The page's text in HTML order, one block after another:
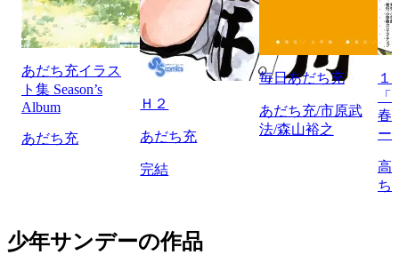
あだち充イラス
ト集 Season’s
Album
あだち充
Ｈ２
あだち充
完結
毎日あだち充
あだち充/市原武
法/森山裕之
１
春
ー
高
ち
少年サンデーの作品